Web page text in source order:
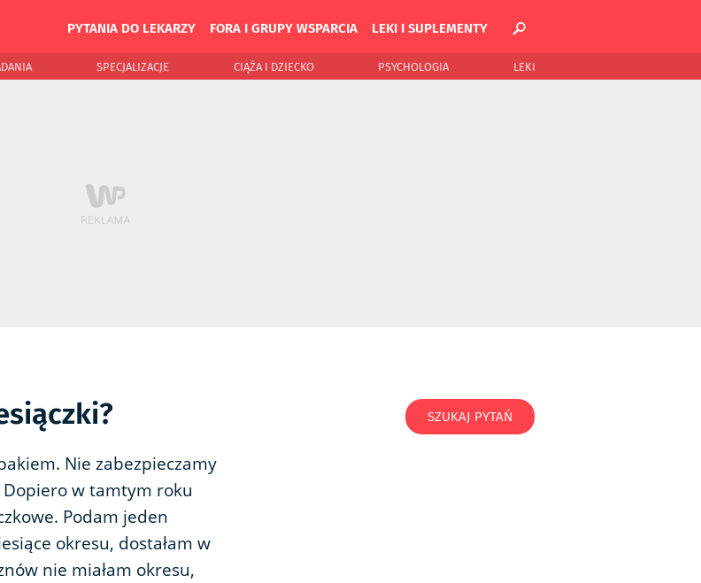
PYTANIA DO LEKARZY FORA I GRUPY WSPARCIA LEKI I SUPLEMENTY
SPECJALIZACJE CIĄŻA I DZIECKO PSYCHOLOGIA LEKI
Nie zabezpieczamy
w tamtym roku
Podam jeden
okresu, dostałam w
nie miałam okresu,
SZUKAJ PYTAŃ